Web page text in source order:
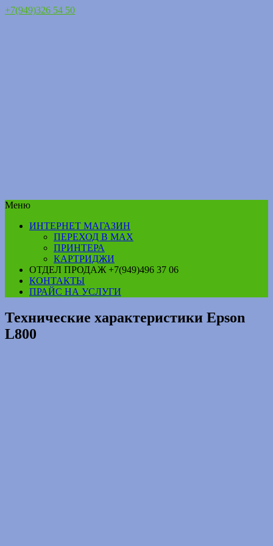
+7(949)326 54 50
Меню
ИНТЕРНЕТ МАГАЗИН
ПЕРЕХОД В MAX
ПРИНТЕРА
КАРТРИДЖИ
ОТДЕЛ ПРОДАЖ +7(949)496 37 06
КОНТАКТЫ
ПРАЙС НА УСЛУГИ
Технические характеристики Epson
L800